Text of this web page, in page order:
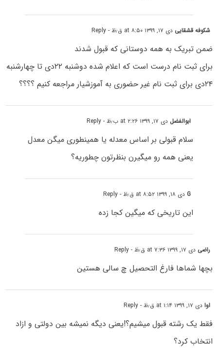
شکوفه قشقایی دی ۱۷, ۱۳۹۹ at ۸:۵۰ ق٫ظ - Reply
ضمن تبریک به همه دوستانی که قبول شدند
برای ثبت نام درست است که اعلام شده دوشنبه ۲۲دی تا چهارشنبه
۲۴دی برای ثبت نام غیر حضوری به آموزشیار مراجعه کنیم ؟؟؟؟
ابوالفضل دی ۱۷, ۱۳۹۹ at ۲:۲۶ ب٫ظ - Reply
سلام قبولی بر اساس معدله یا همینطوری میگن معدل
یعنی همه رو میگیرن بنظرتون چطوریه؟
G دی ۱۸, ۱۳۹۹ at ۸:۵۲ ق٫ظ - Reply
این تاریخی که میگین کجا زده
راضی دی ۱۷, ۱۳۹۹ at ۷:۳۶ ق٫ظ - Reply
بچها شماها فارغ التحصیل چ سالی هستین
اوادی ۱۷, ۱۳۹۹ at ۱:۱۴ ق٫ظ - Reply
فقط یک رشته قبول میشیم؟!یعنی دیگه نمیشه بین دولتی و ازاد
انتخاب کرد؟